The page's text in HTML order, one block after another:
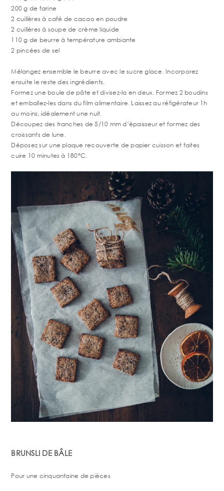
200 g de farine
2 cuillères à café de cacao en poudre
2 cuillères à soupe de crème liquide
110 g de beurre à température ambiante
2 pincées de sel
Mélangez ensemble le beurre avec le sucre glace. Incorporez
ensuite le reste des ingrédients.
Formez une boule de pâte et divisez-la en deux. Formez 2 boudins
et emballez-les dans du film alimentaire. Laissez au réfigérateur 1h
au moins, idéalement une nuit.
Découpez des tranches de 5/10 mm d’épaisseur et formez des
croissants de lune.
Déposez sur une plaque recouverte de papier cuisson et faites
cuire 10 minutes à 180°C.
BRUNSLI DE BÂLE
Pour une cinquantaine de pièces